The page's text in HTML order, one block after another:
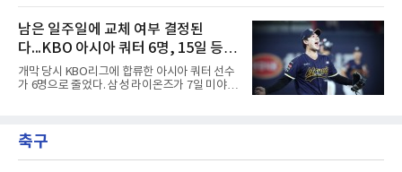
20안타 21실점했다.덕수고는 지난 4월 신세계
이마트배와 지난달 대통령배를
오라클파크에서 열린 2026 MLB 디트로이트 타
이거스전에 2번 타자 우익수로 선발 출전해 3타
수 1안타 1볼넷 2타점 1득점을 기록했다. 시즌
타율은 0.303(402타수 122안타). 1회말 1사에서
상대 선발 카이더 몬테로에게 볼넷을 골라 나간
뒤 라파엘 데버스의 중월 홈런 때 득점했고, 2-2
이던 2회말 2사 만루에서는 몬테로의 3구째 낮
열린 휴스턴 애스트로스전에 9번 타자 2루수로
나서 2타수 1안타를 기록, 타율
남은 일주일에 교체 여부 결정된
다...KBO 아시아 쿼터 6명, 15일 등록
시한이 분수령
개막 당시 KBO리그에 합류한 아시아 쿼터 선수
가 6명으로 줄었다. 삼성 라이온즈가 7일 미야지
평균자책점 3.34로 다승 공동 선두이자 3경기 연
속 퀄리티스타트를 기록 중이다. 가나쿠보는 5
축구